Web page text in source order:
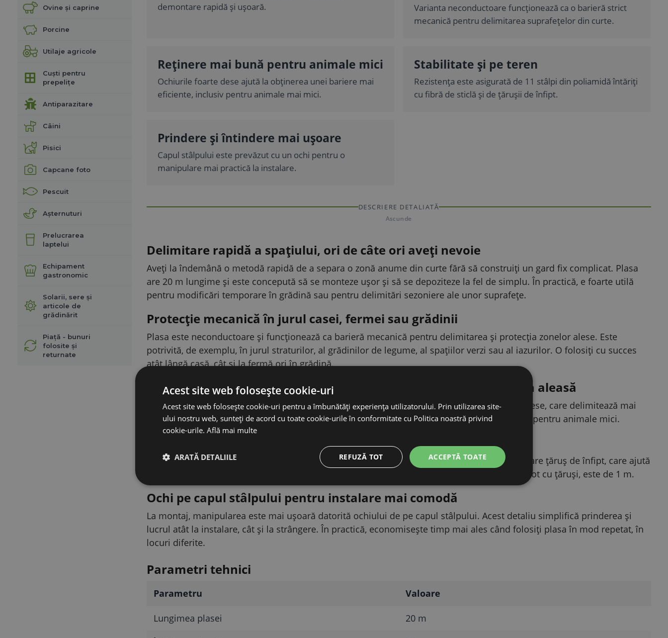
Ovine și caprine
Porcine
Utilaje agricole
Cuști pentru
prepelițe
Antiparazitare
Câini
Pisici
Capcane foto
Pescuit
Așternuturi
Prelucrarea
laptelui
Echipament
gastronomic
Solarii, sere și
articole de
grădinărit
Piață - bunuri
folosite și
returnate
demontare rapidă și ușoară.
Varianta neconductoare funcționează ca o barieră strict
mecanică pentru delimitarea suprafețelor din curte.
Reținere mai bună pentru animale mici
Ochiurile foarte dese ajută la obținerea unei bariere mai
eficiente, inclusiv pentru animale mai mici.
Stabilitate și pe teren
Rezistența este asigurată de 11 stâlpi din poliamidă întăriți
cu fibră de sticlă și de țărușii de înfipt.
Prindere și întindere mai ușoare
Capul stâlpului este prevăzut cu un ochi pentru o
manipulare mai practică la instalare.
DESCRIERE DETALIATĂ
Ascunde
Delimitare rapidă a spațiului, ori de câte ori aveți nevoie
Aveți la îndemână o metodă rapidă de a separa o zonă anume din curte fără să construiți un gard fix complicat. Plasa
are 20 m lungime și este concepută să se monteze ușor și să se depoziteze la fel de simplu. În practică, e foarte utilă
pentru modificări temporare în grădină sau pentru delimitări sezoniere ale unor suprafețe.
Protecție mecanică în jurul casei, fermei sau grădinii
Plasa este neconductoare și funcționează ca barieră mecanică pentru delimitarea și protecția zonelor alese. Este
potrivită, de exemplu, în jurul straturilor, al grădinilor de legume, al spațiilor verzi sau al iazurilor. O folosiți cu succes
atât lângă casă, cât și la fermă ori în grădină.
Plasă deasă care ajută la ținerea animalelor mici departe de zona aleasă
Oferă o barieră mai clară acolo unde o plasă rară nu este suficientă. Ajută ochiurile foarte dese, care delimitează mai
bine spațiul și îngreunează trecerea. În practică, este utilă și ca barieră mecanică temporară pentru animale mici.
Stâlpi solizi și țăruși pentru o montare stabilă
Plasa stă stabil datorită celor 11 stâlpi din poliamidă, întăriți cu fibră de sticlă. Fiecare stâlp are țăruș de înfipt, care ajută
la ancorarea în sol. Înălțimea plasei este de 80 cm, țărușii au 20 cm, iar înălțimea totală, cu tot cu țăruși, este de 1 m.
Ochi pe capul stâlpului pentru instalare mai comodă
La montaj, manipularea este mai ușoară datorită ochiului de pe capul stâlpului. Acest detaliu simplifică prinderea și
lucrul atât la instalare, cât și la strângere. În practică, economisește timp mai ales când folosiți plasa în mod repetat, în
locuri diferite.
Parametri tehnici
Parametru Valoare
Lungimea plasei 20 m
Acest site web folosește cookie-uri
Acest site web folosește cookie-uri pentru a îmbunătăți experiența utilizatorului. Prin utilizarea site-
ului nostru web, sunteți de acord cu toate cookie-urile în conformitate cu Politica noastră privind
cookie-urile. Află mai multe
ACCEPTĂ TOATE
REFUZĂ TOT
ARATĂ DETALIILE